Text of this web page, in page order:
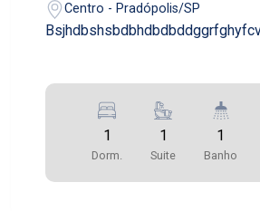
Centro - Pradópolis/SP
1
Dorm.
1
Suite
1
Banho